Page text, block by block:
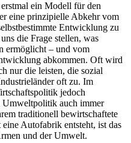
ein Modell für den
eine prinzipielle Abkehr vom
Entwicklung zu
die Frage stellen, was
ermöglicht – und vom
abkommen. Oft wird
nur die leisten, die sozial
oft zu. Im
jedoch
auch immer
traditionell bewirtschaftete
Autofabrik entsteht, ist das
und der Umwelt.